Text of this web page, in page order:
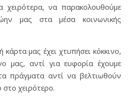
χειρότερα, να παρακολουθούμε
μας στα μέσα κοινωνικής
κάρτα μας έχει χτυπήσει κόκκινο,
μας, αντί για ευφορία έχουμε
πράγματα αντί να βελτιωθούν
χειρότερο.